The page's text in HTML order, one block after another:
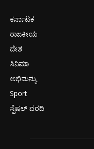
ಕರ್ನಾಟಕ
ರಾಜಕೀಯ
ದೇಶ
ಸಿನಿಮಾ
ಅಭಿಮನ್ಯು
Sport
ಸ್ಪೆಷಲ್ ವರದಿ